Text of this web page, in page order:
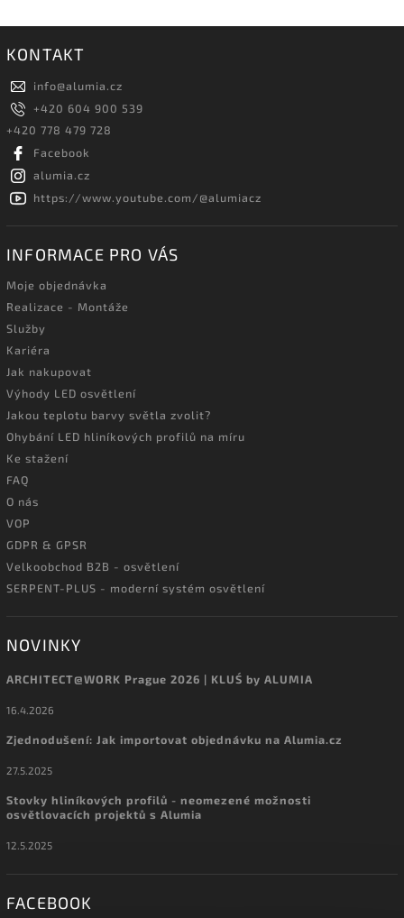
KONTAKT
info@alumia.cz
+420 604 900 539
+420 778 479 728
Facebook
alumia.cz
https://www.youtube.com/@alumiacz
INFORMACE PRO VÁS
Moje objednávka
Realizace - Montáže
Služby
Kariéra
Jak nakupovat
Výhody LED osvětlení
Jakou teplotu barvy světla zvolit?
Ohybání LED hliníkových profilů na míru
Ke stažení
FAQ
O nás
VOP
GDPR & GPSR
Velkoobchod B2B - osvětlení
SERPENT-PLUS - moderní systém osvětlení
NOVINKY
ARCHITECT@WORK Prague 2026 | KLUŚ by ALUMIA
16.4.2026
Zjednodušení: Jak importovat objednávku na Alumia.cz
27.5.2025
Stovky hliníkových profilů - neomezené možnosti
osvětlovacích projektů s Alumia
12.5.2025
FACEBOOK